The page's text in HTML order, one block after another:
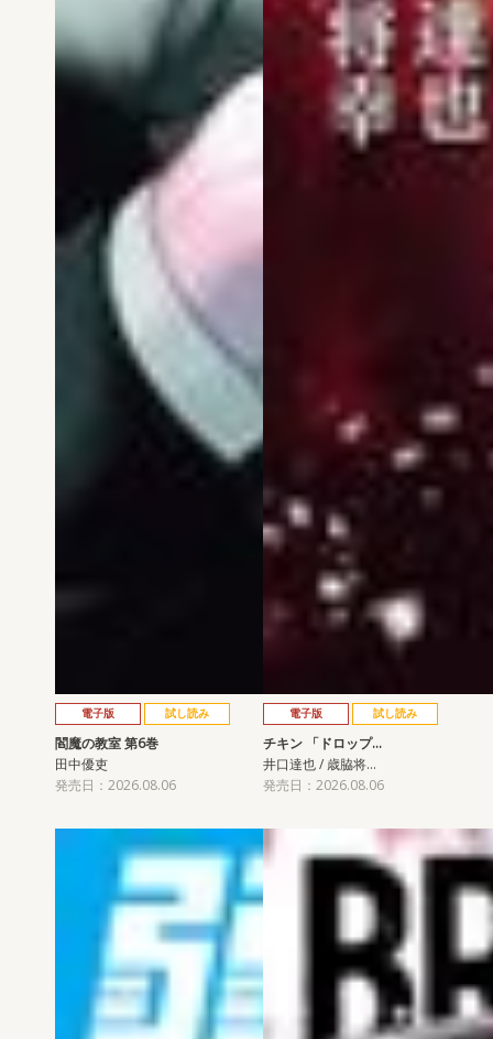
電子版 試し読み
閻魔の教室 第6巻
田中優吏
発売日：2026.08.06
電子版 試し読み
チキン 「ドロップ…
井口達也 / 歳脇将…
発売日：2026.08.06